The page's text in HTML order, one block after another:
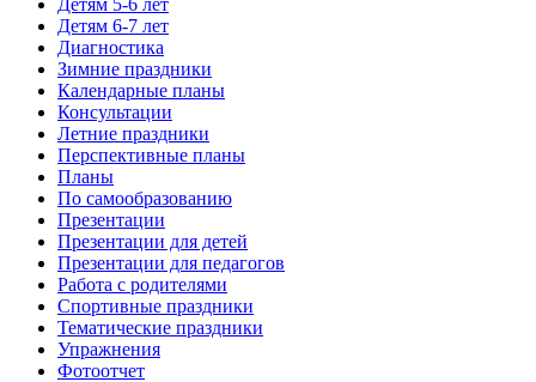
Детям 5-6 лет
Детям 6-7 лет
Диагностика
Зимние праздники
Календарные планы
Консультации
Летние праздники
Перспективные планы
Планы
По самообразованию
Презентации
Презентации для детей
Презентации для педагогов
Работа с родителями
Спортивные праздники
Тематические праздники
Упражнения
Фотоотчет